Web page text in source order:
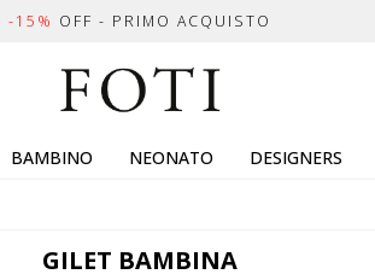
-15% OFF - PRIMO ACQUISTO
BAMBINO NEONATO DESIGNERS
GILET BAMBINA